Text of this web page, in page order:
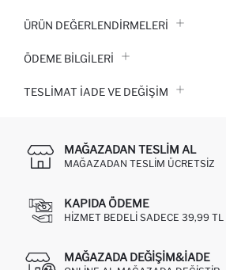
ÜRÜN DEĞERLENDİRMELERİ
ÖDEME BİLGİLERİ
TESLIMAT İADE VE DEĞIŞIM
MAĞAZADAN TESLIM AL
MAĞAZADAN TESLIM ÜCRETSIZ
KAPIDA ÖDEME
HIZMET BEDELI SADECE 39,99 TL
MAĞAZADA DEĞIŞIM&İADE